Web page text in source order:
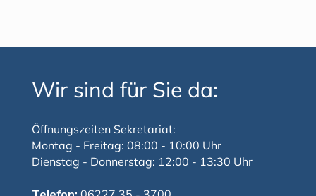
Wir sind für Sie da:
Öffnungszeiten Sekretariat:
Montag - Freitag: 08:00 - 10:00 Uhr
Dienstag - Donnerstag: 12:00 - 13:30 Uhr